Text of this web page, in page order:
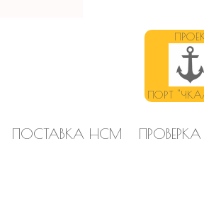
ПОСТАВКА НСМ
ПОРТ